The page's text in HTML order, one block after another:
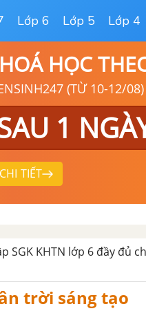
Lớp 6 Lớp 5 Lớp 4
HỌC
(TỪ 10-12/08)
1
TIẾT
SGK KHTN lớp 6 đầy đủ
trời sáng tạo